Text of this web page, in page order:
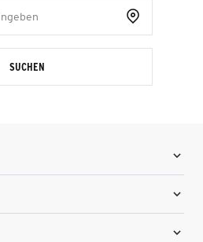
SUCHEN